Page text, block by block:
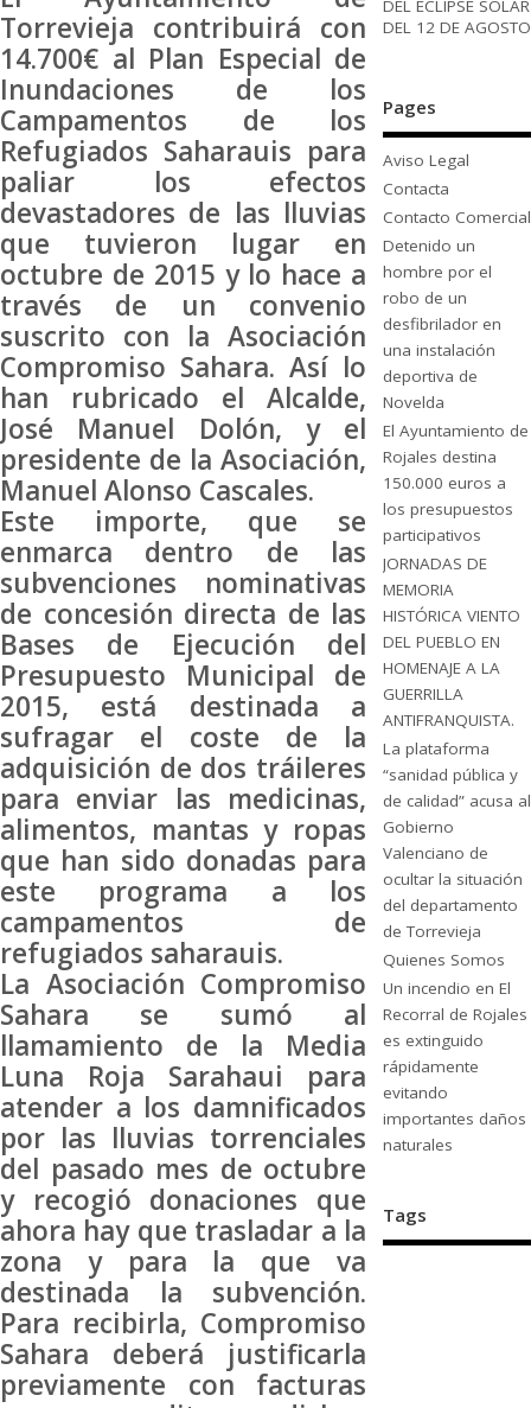
Torrevieja contribuirá con
14.700€ al Plan Especial de
Inundaciones de los
Campamentos de los
Refugiados Saharauis para
paliar los efectos
devastadores de las lluvias
que tuvieron lugar en
octubre de 2015 y lo hace a
través de un convenio
suscrito con la Asociación
Compromiso Sahara. Así lo
han rubricado el Alcalde,
José Manuel Dolón, y el
presidente de la Asociación,
Manuel Alonso Cascales.
Este importe, que se
enmarca dentro de las
subvenciones nominativas
de concesión directa de las
Bases de Ejecución del
Presupuesto Municipal de
2015, está destinada a
sufragar el coste de la
adquisición de dos tráileres
para enviar las medicinas,
alimentos, mantas y ropas
que han sido donadas para
este programa a los
campamentos de
refugiados saharauis.
La Asociación Compromiso
Sahara se sumó al
llamamiento de la Media
Luna Roja Sarahaui para
atender a los damnificados
por las lluvias torrenciales
del pasado mes de octubre
y recogió donaciones que
ahora hay que trasladar a la
zona y para la que va
destinada la subvención.
Para recibirla, Compromiso
Sahara deberá justificarla
previamente con facturas
DEL ECLIPSE SOLAR
DEL 12 DE AGOSTO
Pages
Aviso Legal
Contacta
Contacto Comercial
Detenido un
hombre por el
robo de un
desfibrilador en
una instalación
deportiva de
Novelda
El Ayuntamiento de
Rojales destina
150.000 euros a
los presupuestos
participativos
JORNADAS DE
MEMORIA
HISTÓRICA VIENTO
DEL PUEBLO EN
HOMENAJE A LA
GUERRILLA
ANTIFRANQUISTA.
La plataforma
“sanidad pública y
de calidad” acusa al
Gobierno
Valenciano de
ocultar la situación
del departamento
de Torrevieja
Quienes Somos
Un incendio en El
Recorral de Rojales
es extinguido
rápidamente
evitando
importantes daños
naturales
Tags